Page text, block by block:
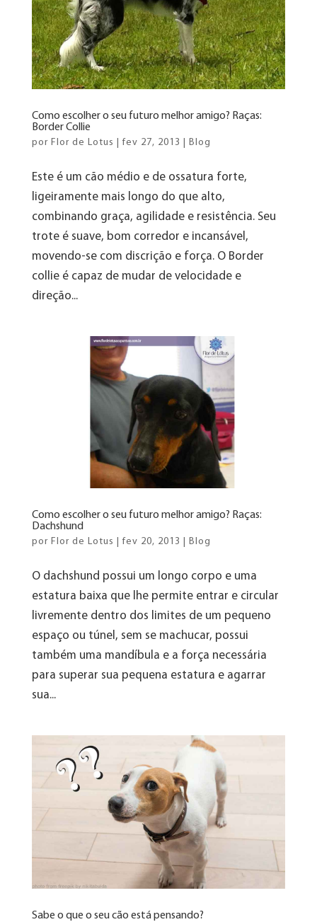
Como escolher o seu futuro melhor amigo? Raças:
Border Collie
por Flor de Lotus fev 27, 2013 Blog
Este é um cão médio e de ossatura forte,
ligeiramente mais longo do que alto,
combinando graça, agilidade e resistência. Seu
trote é suave, bom corredor e incansável,
movendo-se com discrição e força. O Border
collie é capaz de mudar de velocidade e
direção...
Como escolher o seu futuro melhor amigo? Raças:
Dachshund
por Flor de Lotus fev 20, 2013 Blog
O dachshund possui um longo corpo e uma
estatura baixa que lhe permite entrar e circular
livremente dentro dos limites de um pequeno
espaço ou túnel, sem se machucar, possui
também uma mandíbula e a força necessária
para superar sua pequena estatura e agarrar
sua...
Sabe o que o seu cão está pensando?